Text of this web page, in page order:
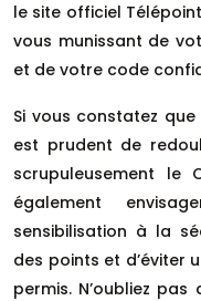
le site officiel
vous munissant de
et de votre code
Si vous constatez
est prudent de
scrupuleusement le
également
sensibilisation à la
des points et d’éviter
permis. N’oubliez